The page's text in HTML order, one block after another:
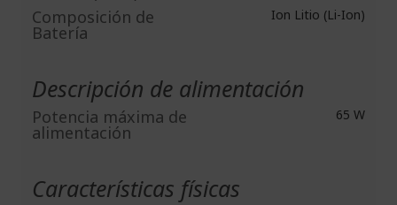
Composición de
Batería
Ion Litio (Li-Ion)
Descripción de alimentación
Potencia máxima de
alimentación
65 W
Características físicas